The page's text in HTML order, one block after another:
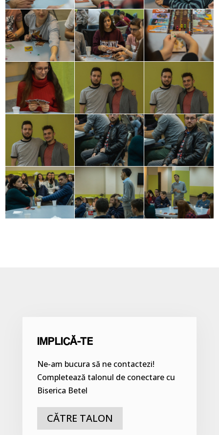
IMPLICĂ-TE
Ne-am bucura să ne contactezi!
Completează talonul de conectare cu
Biserica Betel
CĂTRE TALON